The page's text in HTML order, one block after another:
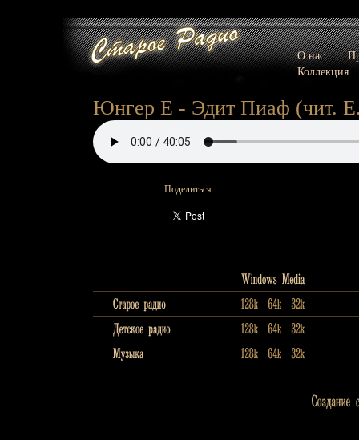
О нас
Коллекция
Юнгер Е - Эдит Пиаф (чит.
Поделиться: